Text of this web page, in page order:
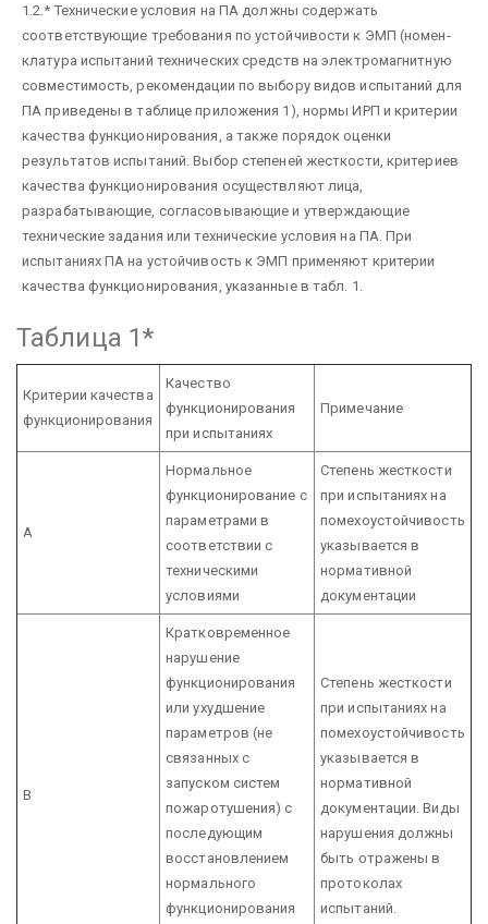
1.2.* Технические условия на ПА должны содержать
соответствующие требования по устойчивости к ЭМП (номен-
клатура испытаний технических средств на электромагнитную
совместимость, рекомендации по выбору видов испытаний для
ПА приведены в таблице приложения 1), нормы ИРП и критерии
качества функционирования, а также порядок оценки
результатов испытаний. Выбор степеней жесткости, критериев
качества функционирования осуществляют лица,
разрабатывающие, согласовывающие и утверждающие
технические задания или технические условия на ПА. При
испытаниях ПА на устойчивость к ЭМП применяют критерии
качества функционирования, указанные в табл. 1.
Таблица 1*
Критерии качества
функционирования
Качество
функционирования
при испытаниях
Примечание
А
Нормальное
функционирование с
параметрами в
соответствии с
техническими
условиями
Степень жесткости
при испытаниях на
помехоустойчивость
указывается в
нормативной
документации
В
Кратковременное
нарушение
функционирования
или ухудшение
параметров (не
связанных с
запуском систем
пожаротушения) с
последующим
восстановлением
нормального
функционирования
Степень жесткости
при испытаниях на
помехоустойчивость
указывается в
нормативной
документации. Виды
нарушения должны
быть отражены в
протоколах
испытаний.